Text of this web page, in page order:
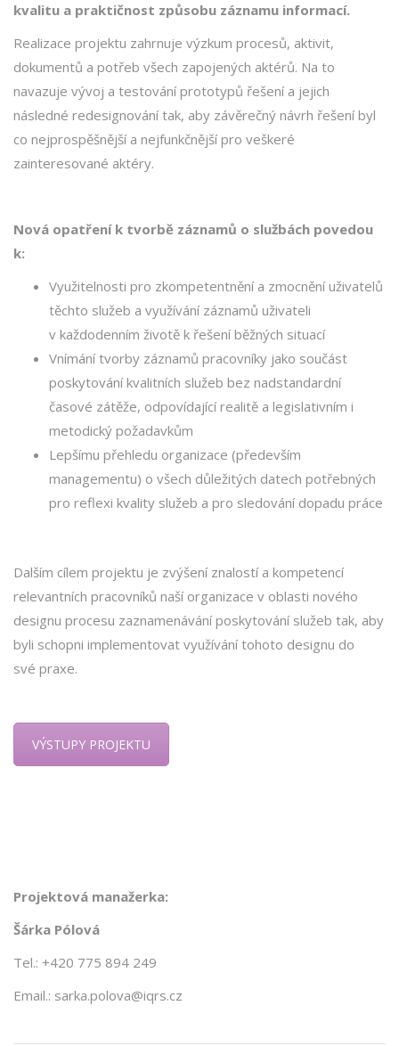
kvalitu a praktičnost způsobu záznamu informací.
Realizace projektu zahrnuje výzkum procesů, aktivit,
dokumentů a potřeb všech zapojených aktérů. Na to
navazuje vývoj a testování prototypů řešení a jejich
následné redesignování tak, aby závěrečný návrh řešení byl
co nejprospěšnější a nejfunkčnější pro veškeré
zainteresované aktéry.
Nová opatření k tvorbě záznamů o službách povedou
k:
Využitelnosti pro zkompetentnění a zmocnění uživatelů
těchto služeb a využívání záznamů uživateli
v každodenním životě k řešení běžných situací
Vnímání tvorby záznamů pracovníky jako součást
poskytování kvalitních služeb bez nadstandardní
časové zátěže, odpovídající realitě a legislativním i
metodický požadavkům
Lepšímu přehledu organizace (především
managementu) o všech důležitých datech potřebných
pro reflexi kvality služeb a pro sledování dopadu práce
Dalším cílem projektu je zvýšení znalostí a kompetencí
relevantních pracovníků naší organizace v oblasti nového
designu procesu zaznamenávání poskytování služeb tak, aby
byli schopni implementovat využívání tohoto designu do
své praxe.
VÝSTUPY PROJEKTU
Projektová manažerka:
Šárka Pólová
Tel.: +420 775 894 249
Email.: sarka.polova@iqrs.cz